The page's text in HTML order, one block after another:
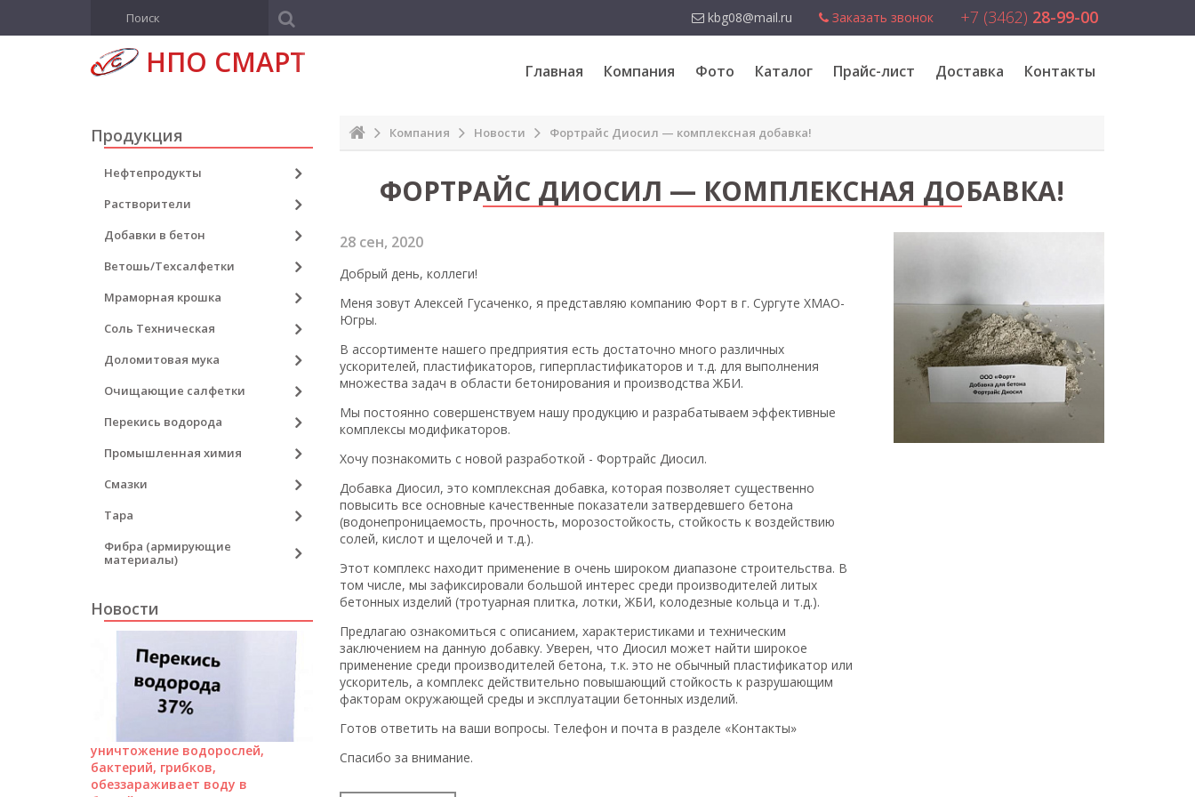
kbg08@mail.ru Заказать звонок +7 (3462) 28-99-00
НПО СМАРТ Главная Компания Фото Каталог Прайс-лист Доставка Контакты
Компания Новости Фортрайс Диосил — комплексная добавка!
ФОРТРАЙС ДИОСИЛ — КОМПЛЕКСНАЯ ДОБАВКА!
28 сен, 2020
Добрый день, коллеги!
Меня зовут Алексей Гусаченко, я представляю компанию Форт в г. Сургуте ХМАО-
Югры.
В ассортименте нашего предприятия есть достаточно много различных
ускорителей, пластификаторов, гиперпластификаторов и т.д. для выполнения
множества задач в области бетонирования и производства ЖБИ.
Мы постоянно совершенствуем нашу продукцию и разрабатываем эффективные
комплексы модификаторов.
Хочу познакомить с новой разработкой - Фортрайс Диосил.
Добавка Диосил, это комплексная добавка, которая позволяет существенно
повысить все основные качественные показатели затвердевшего бетона
(водонепроницаемость, прочность, морозостойкость, стойкость к воздействию
солей, кислот и щелочей и т.д.).
Этот комплекс находит применение в очень широком диапазоне строительства. В
том числе, мы зафиксировали большой интерес среди производителей литых
бетонных изделий (тротуарная плитка, лотки, ЖБИ, колодезные кольца и т.д.).
Предлагаю ознакомиться с описанием, характеристиками и техническим
заключением на данную добавку. Уверен, что Диосил может найти широкое
применение среди производителей бетона, т.к. это не обычный пластификатор или
ускоритель, а комплекс действительно повышающий стойкость к разрушающим
факторам окружающей среды и эксплуатации бетонных изделий.
Готов ответить на ваши вопросы. Телефон и почта в разделе «Контакты»
Спасибо за внимание.
Продукция
Нефтепродукты
Растворители
Добавки в бетон
Ветошь/Техсалфетки
Мраморная крошка
Соль Техническая
Доломитовая мука
Очищающие салфетки
Перекись водорода
Промышленная химия
Смазки
Тара
Фибра (армирующие
материалы)
Новости
уничтожение водорослей,
бактерий, грибков,
обеззараживает воду в